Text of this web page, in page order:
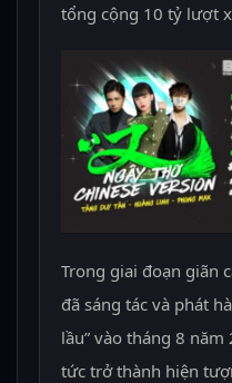
tổng cộng 10 tỷ lượt
Trong giai đoạn giãn
đã sáng tác và phát
lầu” vào tháng 8
tức trở thành hiện